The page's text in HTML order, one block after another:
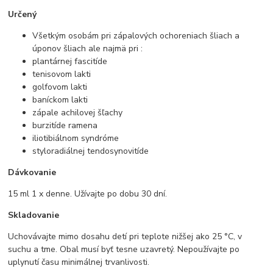
Určený
Všetkým osobám pri zápalových ochoreniach šliach a
úponov šliach ale najmä pri :
plantárnej fascitíde
tenisovom lakti
golfovom lakti
baníckom lakti
zápale achilovej šľachy
burzitíde ramena
iliotibiálnom syndróme
styloradiálnej tendosynovitíde
Dávkovanie
15 ml 1 x denne. Užívajte po dobu 30 dní.
Skladovanie
Uchovávajte mimo dosahu detí pri teplote nižšej ako 25 °C, v
suchu a tme. Obal musí byť tesne uzavretý. Nepoužívajte po
uplynutí času minimálnej trvanlivosti.